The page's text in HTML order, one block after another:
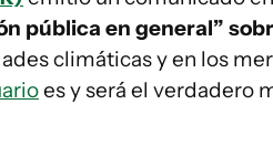
pública en general”
climáticas y en los
es y será el verdadero